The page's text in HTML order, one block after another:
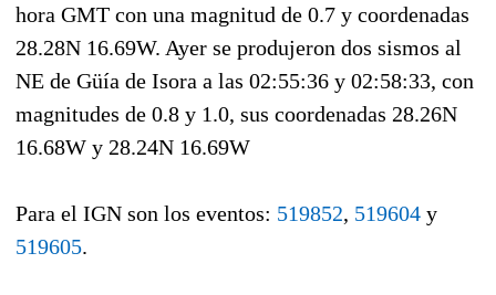
hora GMT con una magnitud de 0.7 y coordenadas
28.28N 16.69W. Ayer se produjeron dos sismos al
NE de Güía de Isora a las 02:55:36 y 02:58:33, con
magnitudes de 0.8 y 1.0, sus coordenadas 28.26N
16.68W y 28.24N 16.69W
Para el IGN son los eventos: 519852, 519604 y
519605.